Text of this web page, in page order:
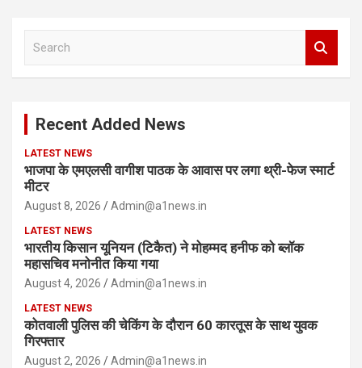
Recent Added News
LATEST NEWS
भाजपा के एमएलसी वागीश पाठक के आवास पर लगा थ्री-फेज स्मार्ट
मीटर
August 8, 2026 Admin@a1news.in
LATEST NEWS
भारतीय किसान यूनियन (टिकैत) ने मोहम्मद हनीफ को ब्लॉक
महासचिव मनोनीत किया गया
August 4, 2026 Admin@a1news.in
LATEST NEWS
कोतवाली पुलिस की चेकिंग के दौरान 60 कारतूस के साथ युवक
गिरफ्तार
August 2, 2026 Admin@a1news.in